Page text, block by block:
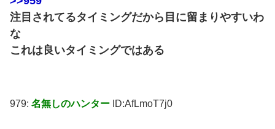
注目されてるタイミングだから目に留まりやすいわ
な
これは良いタイミングではある
979: 名無しのハンター ID:AfLmoT7j0